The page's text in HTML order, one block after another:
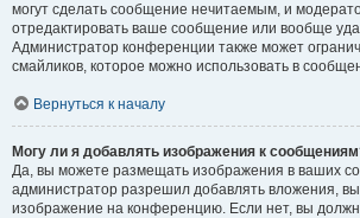
могут сделать сообщение нечитаемым, и
отредактировать ваше сообщение или вообще
Администратор конференции также может
смайликов, которое можно использовать в
Вернуться к началу
Могу ли я добавлять изображения к
Да, вы можете размещать изображения в ваших
администратор разрешил добавлять вложения, вы
изображение на конференцию. Если нет, вы